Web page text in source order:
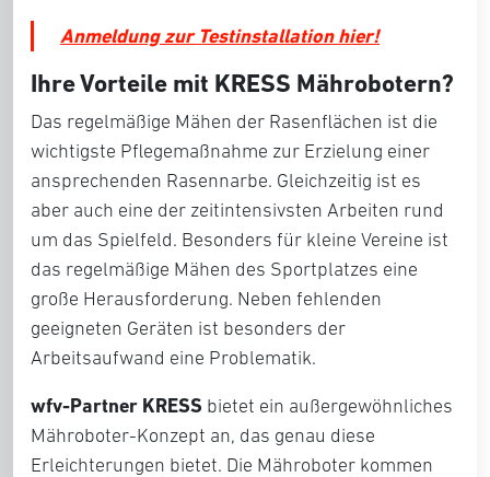
Anmeldung zur Testinstallation hier!
Ihre Vorteile mit KRESS Mährobotern?
Das regelmäßige Mähen der Rasenflächen ist die
wichtigste Pflegemaßnahme zur Erzielung einer
ansprechenden Rasennarbe. Gleichzeitig ist es
aber auch eine der zeitintensivsten Arbeiten rund
um das Spielfeld. Besonders für kleine Vereine ist
das regelmäßige Mähen des Sportplatzes eine
große Herausforderung. Neben fehlenden
geeigneten Geräten ist besonders der
Arbeitsaufwand eine Problematik.
wfv-Partner KRESS bietet ein außergewöhnliches
Mähroboter-Konzept an, das genau diese
Erleichterungen bietet. Die Mähroboter kommen